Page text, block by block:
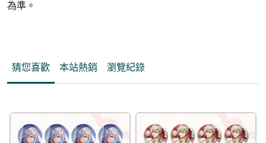
為準。
猜您喜歡 本站熱銷 瀏覽紀錄